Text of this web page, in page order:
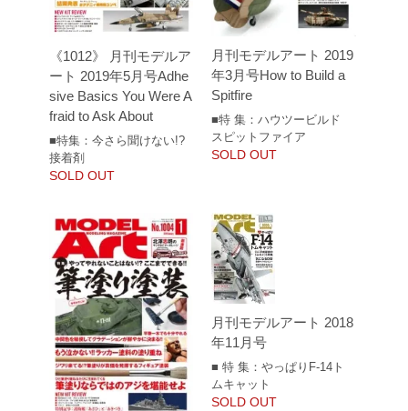
《1012》 月刊モデルア
ート 2019年5月号Adhe
sive Basics You Were A
fraid to Ask About
■特集：今さら聞けない!?
接着剤
SOLD OUT
月刊モデルアート 2019
年3月号How to Build a
Spitfire
■特 集：ハウツービルド
スピットファイア
SOLD OUT
月刊モデルアート 2018
年11月号
■ 特 集：やっぱりF-14ト
ムキャット
SOLD OUT